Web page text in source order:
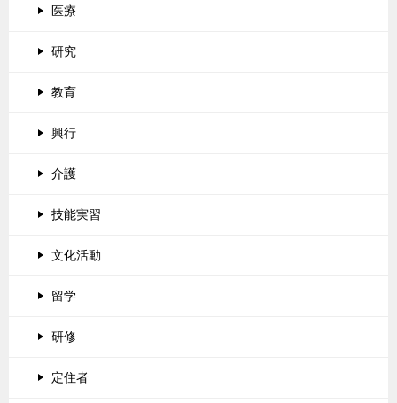
医療
研究
教育
興行
介護
技能実習
文化活動
留学
研修
定住者